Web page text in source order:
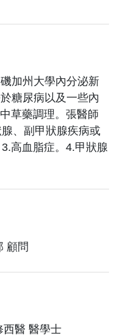
加州大學內分泌新
糖尿病以及一些內
草藥調理。張醫師
、副甲狀腺疾病或
高血脂症。4.甲狀腺
顧問
西醫 醫學士